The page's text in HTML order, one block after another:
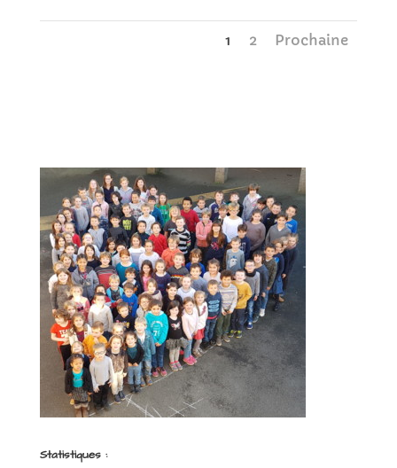
1 2 Prochaine
Statistiques :